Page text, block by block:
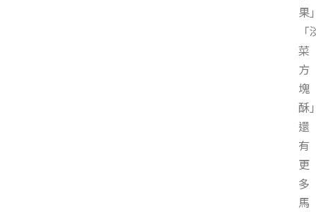
果
「
菜
方
塊
酥
還
有
更
多
馬